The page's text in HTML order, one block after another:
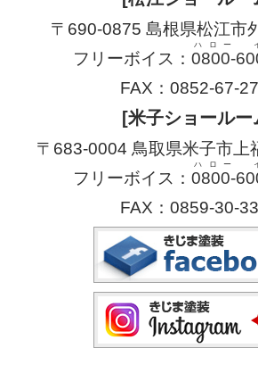
〒690-0875 島根県松江市
フリーボイス： 0800-
ハロー
FAX：0852-67-
[米子ショールー
〒683-0004 鳥取県米子市上
フリーボイス： 0800-
ハロー
FAX：0859-30-